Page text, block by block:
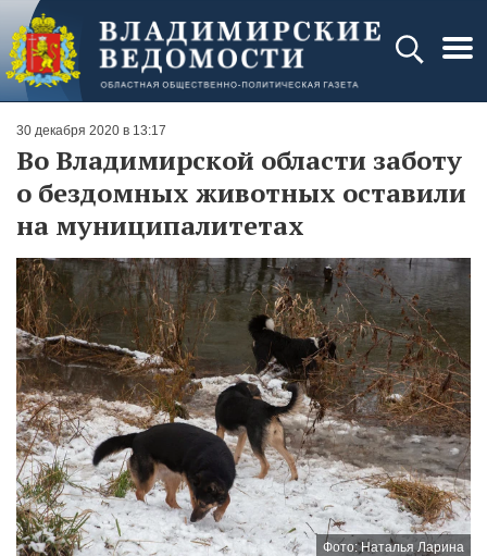
30 декабря 2020 в 13:17
Во Владимирской области заботу
о бездомных животных оставили
на муниципалитетах
Фото: Наталья Ларина